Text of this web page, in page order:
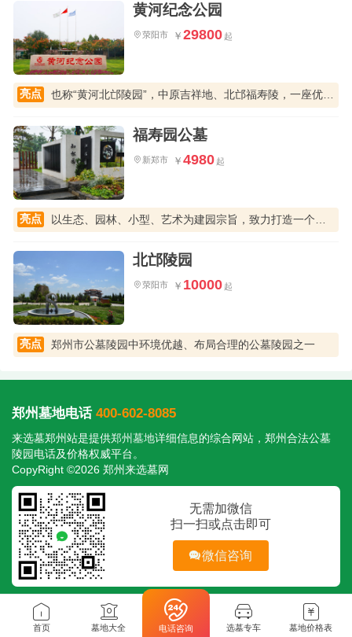
黄河纪念公园
荥阳市 29800
亮点 也称“黄河北邙陵园”，中原吉祥地、北邙福寿陵，一座优秀的园林艺术陵园
福寿园公墓
新郑市 4980
亮点
北邙陵园
荥阳市 10000
亮点 郑州市公墓陵园中环境优越、布局合理的公墓陵园之一
郑州墓地电话 400-602-8085
来选墓郑州站是提供郑州墓地详细信息的综合网站，郑州合法公墓
陵园电话及价格权威平台。
CopyRight ©2026 郑州来选墓网
无需加微信
扫一扫或点击即可
微信咨询
首页 墓地大全 电话咨询 选墓专车 墓地价格表